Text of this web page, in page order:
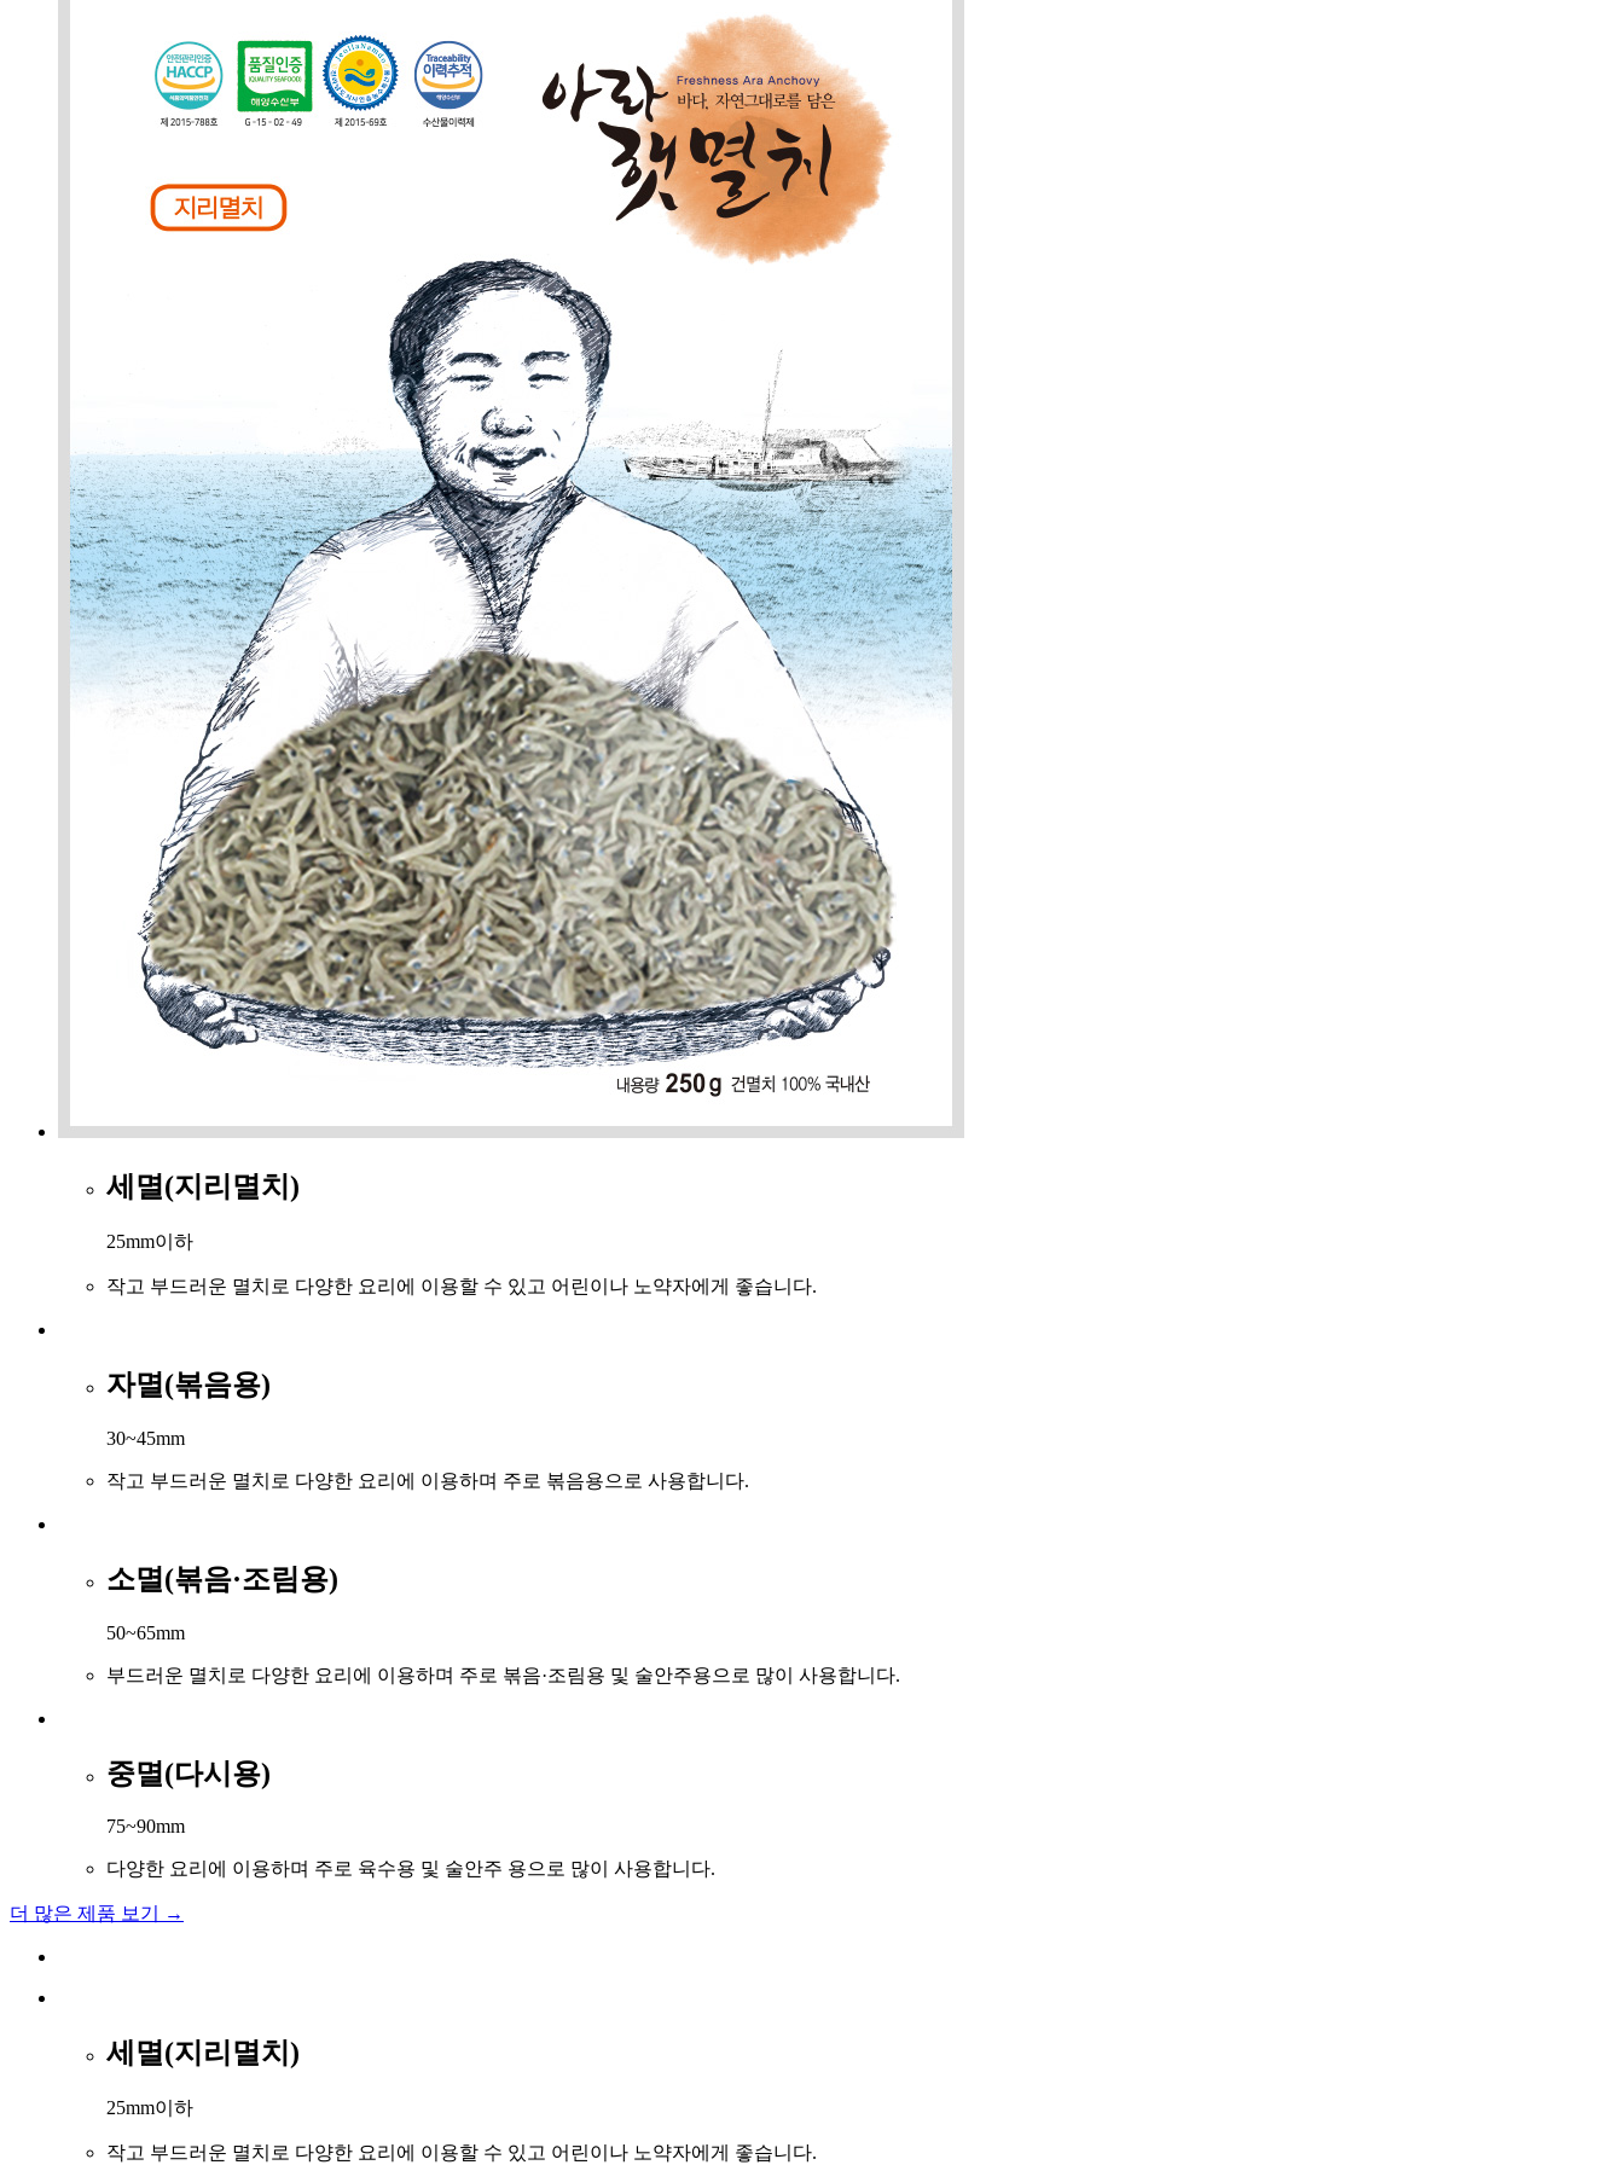
세멸(지리멸치)
25mm이하
작고 부드러운 멸치로 다양한 요리에 이용할 수 있고 어린이나 노약자에게 좋습니다.
자멸(볶음용)
30~45mm
작고 부드러운 멸치로 다양한 요리에 이용하며 주로 볶음용으로 사용합니다.
소멸(볶음·조림용)
50~65mm
부드러운 멸치로 다양한 요리에 이용하며 주로 볶음·조림용 및 술안주용으로 많이 사용합니다.
중멸(다시용)
75~90mm
다양한 요리에 이용하며 주로 육수용 및 술안주 용으로 많이 사용합니다.
더 많은 제품 보기 →
세멸(지리멸치)
25mm이하
작고 부드러운 멸치로 다양한 요리에 이용할 수 있고 어린이나 노약자에게 좋습니다.